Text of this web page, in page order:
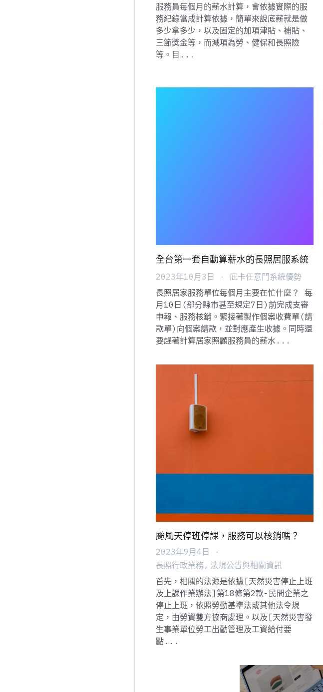
服務員每個月的薪水計算，會依據實際的服
務紀錄當成計算依據，簡單來說底薪就是做
多少拿多少，以及固定的加項津貼、補貼、
三節獎金等，而減項為勞、健保和長照險
等。目...
全台第一套自動算薪水的長照居服系統
2023年10月3日 · 庇卡任意門系統優勢
長照居家服務單位每個月主要在忙什麼？ 每
月10日(部分縣市甚至規定7日)前完成支審
申報、服務核銷。緊接著製作個案收費單(請
款單)向個案請款，並對應產生收據。同時還
要趕著計算居家照顧服務員的薪水...
颱風天停班停課，服務可以核銷嗎？
2023年9月4日
·
長照行政業務, 法規公告與相關資訊
首先，相關的法源是依據[天然災害停止上班
及上課作業辦法]第18條第2款-民間企業之
停止上班，依照勞動基準法或其他法令規
定，由勞資雙方協商處理。以及[天然災害發
生事業單位勞工出勤管理及工資給付要
點...